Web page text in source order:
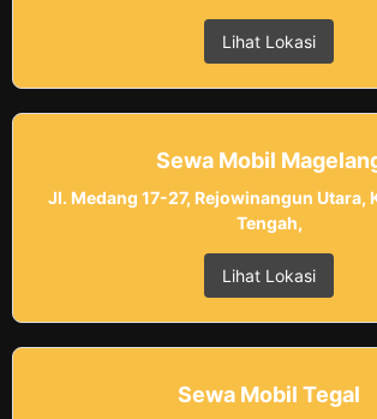
Lihat Lokasi
Sewa Mobil
Jl. Medang 17-27, Rejowinangun Utara,
Tengah,
Lihat Lokasi
Sewa Mobil Tegal